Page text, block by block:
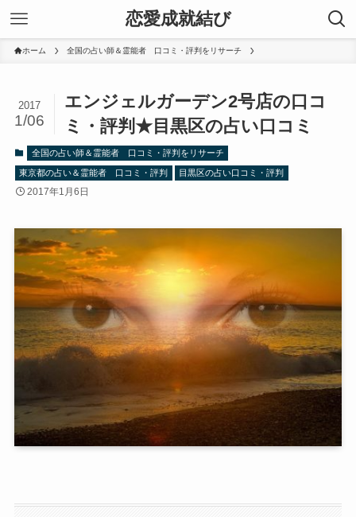
恋愛成就結び
ホーム 全国の占い師＆霊能者 口コミ・評判をリサーチ
エンジェルガーデン2号店の口コ
ミ・評判★目黒区の占い口コミ
2017
1/06
全国の占い師＆霊能者 口コミ・評判をリサーチ
東京都の占い＆霊能者 口コミ・評判 目黒区の占い口コミ・評判
2017年1月6日